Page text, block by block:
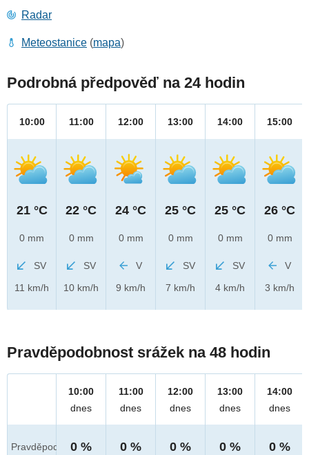
Radar
Meteostanice (mapa)
Podrobná předpověď na 24 hodin
10:00
21 °C
0 mm
SV
11 km/h
11:00
22 °C
0 mm
SV
10 km/h
12:00
24 °C
0 mm
V
9 km/h
13:00
25 °C
0 mm
SV
7 km/h
14:00
25 °C
0 mm
SV
4 km/h
15:00
26 °C
0 mm
V
3 km/h
Pravděpodobnost srážek na 48 hodin
Pravděpod.
10:00
dnes
0 %
11:00
dnes
0 %
12:00
dnes
0 %
13:00
dnes
0 %
14:00
dnes
0 %